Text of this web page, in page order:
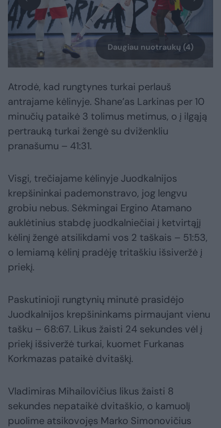
Daugiau nuotraukų (4)
Atrodė, kad rungtynes turkai perlauš
antrajame kėlinyje. Shane’as Larkinas per 10
minučių pataikė 3 tolimus metimus, o į ilgąją
pertrauką turkai žengė su dviženkliu
pranašumu – 41:31.
Visgi, trečiajame kėlinyje Juodkalnijos
krepšininkai pademonstravo, jog lengvu
grobiu nebus. Sėkmingai Ergino Atamano
auklėtinius stabdę juodkalniečiai į ketvirtąjį
kėlinį žengė atsilikdami vos 2 taškais – 51:53,
o lemiamą kėlinį pradėję tritaškiu išsiveržė į
priekį.
Paskutinioji rungtynių minutė prasidėjo
Juodkalnijos krepšininkams pirmaujant vienu
tašku – 68:67. Likus žaisti 24 sekundes vėl į
priekį išsiveržė turkai, kuomet Furkanas
Korkmazas pataikė dvitaškį.
Vladimiras Mihailovičius likus žaisti 8
sekundes nepataikė dvitaškio, o kamuolį
puolime atsikovojęs Marko Simonovičius